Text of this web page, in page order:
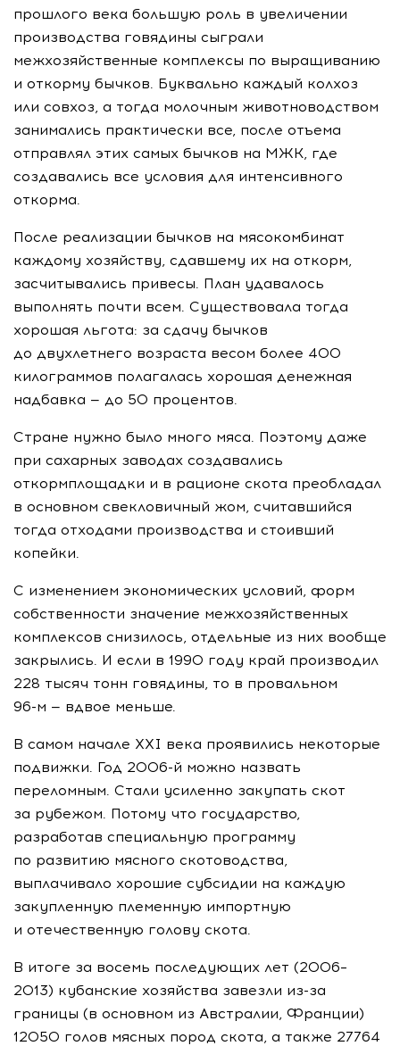
прошлого века большую роль в увеличении
производства говядины сыграли
межхозяйственные комплексы по выращиванию
и откорму бычков. Буквально каждый колхоз
или совхоз, а тогда молочным животноводством
занимались практически все, после отъема
отправлял этих самых бычков на МЖК, где
создавались все условия для интенсивного
откорма.
После реализации бычков на мясокомбинат
каждому хозяйству, сдавшему их на откорм,
засчитывались привесы. План удавалось
выполнять почти всем. Существовала тогда
хорошая льгота: за сдачу бычков
до двухлетнего возраста весом более 400
килограммов полагалась хорошая денежная
надбавка — до 50 процентов.
Стране нужно было много мяса. Поэтому даже
при сахарных заводах создавались
откормплощадки и в рационе скота преобладал
в основном свекловичный жом, считавшийся
тогда отходами производства и стоивший
копейки.
С изменением экономических условий, форм
собственности значение межхозяйственных
комплексов снизилось, отдельные из них вообще
закрылись. И если в 1990 году край производил
228 тысяч тонн говядины, то в провальном
96-м — вдвое меньше.
В самом начале XXI века проявились некоторые
подвижки. Год 2006-й можно назвать
переломным. Стали усиленно закупать скот
за рубежом. Потому что государство,
разработав специальную программу
по развитию мясного скотоводства,
выплачивало хорошие субсидии на каждую
закупленную племенную импортную
и отечественную голову скота.
В итоге за восемь последующих лет (2006–
2013) кубанские хозяйства завезли из-за
границы (в основном из Австралии, Франции)
12050 голов мясных пород скота, а также 27764